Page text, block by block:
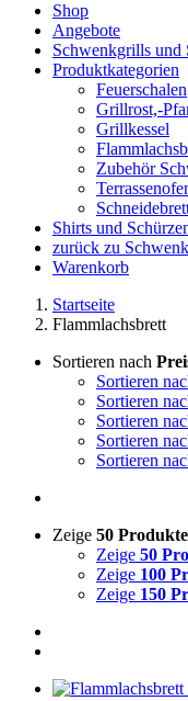
Shop
Angebote
Schwenkgrills und
Produktkategorien
Feuerschalen
Grillrost,-
Grillkessel
Zubehör
Shirts und
zurück zu
Warenkorb
Startseite
Flammlachsbrett
Sortieren nach
Sortieren
Sortieren
Sortieren
Sortieren
Sortieren
Zeige 50 Produkte
Zeige 50
Zeige 100
Zeige 150